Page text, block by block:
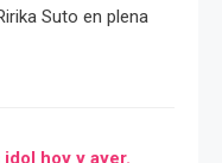
Suto en plena
hoy y ayer.